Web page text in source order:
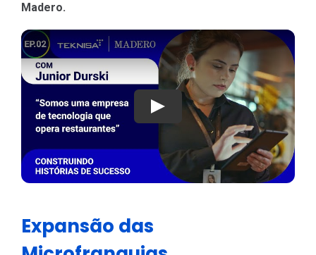
Madero.
Play
Expansão das